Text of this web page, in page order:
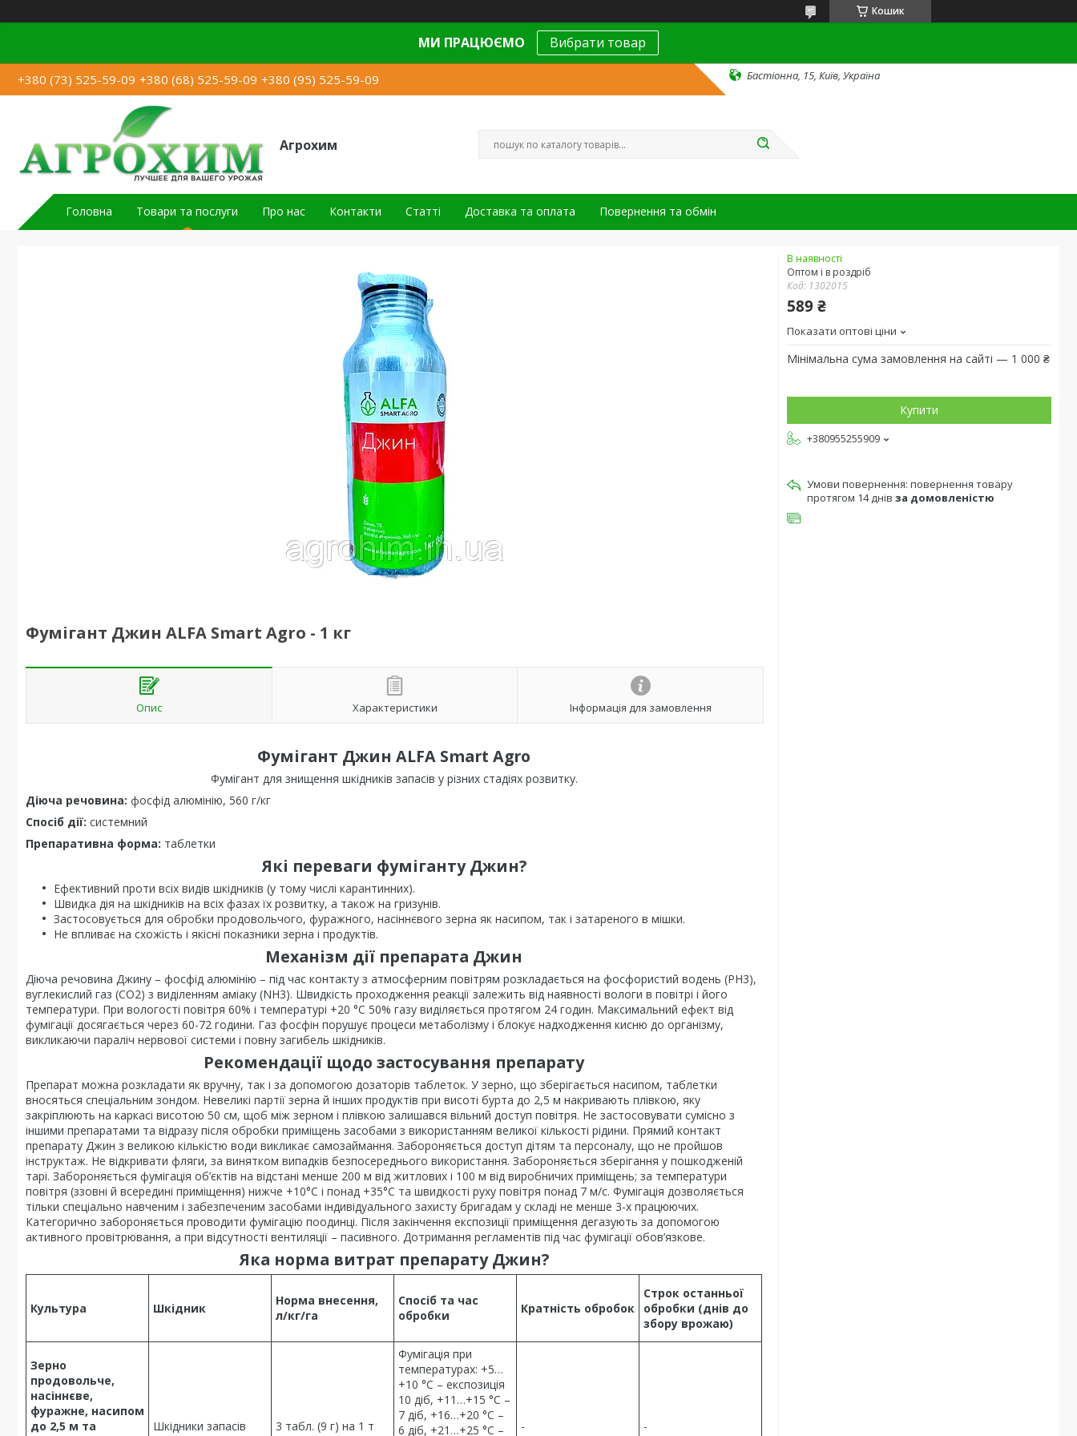
Кошик
МИ ПРАЦЮЄМО Вибрати товар
+380 (73) 525-59-09 +380 (68) 525-59-09 +380 (95) 525-59-09 Бастіонна, 15, Київ, Україна
Агрохим
Головна Товари та послуги Про нас Контакти Статті Доставка та оплата Повернення та обмін
Фумігант Джин ALFA Smart Agro - 1 кг
Опис Характеристики Інформація для замовлення
Фумігант Джин ALFA Smart Agro
Фумігант для знищення шкідників запасів у різних стадіях розвитку.
Діюча речовина: фосфід алюмінію, 560 г/кг
Спосіб дії: системний
Препаративна форма: таблетки
Які переваги фуміганту Джин?
Ефективний проти всіх видів шкідників (у тому числі карантинних).
Швидка дія на шкідників на всіх фазах їх розвитку, а також на гризунів.
Застосовується для обробки продовольчого, фуражного, насіннєвого зерна як насипом, так і затареного в мішки.
Не впливає на схожість і якісні показники зерна і продуктів.
Механізм дії препарата Джин
Діюча речовина Джину – фосфід алюмінію – під час контакту з атмосферним повітрям розкладається на фосфористий водень (РН3),
вуглекислий газ (СО2) з виділенням аміаку (NH3). Швидкість проходження реакції залежить від наявності вологи в повітрі і його
температури. При вологості повітря 60% і температурі +20 °C 50% газу виділяється протягом 24 годин. Максимальний ефект від
фумігації досягається через 60-72 години. Газ фосфін порушує процеси метаболізму і блокує надходження кисню до організму,
викликаючи параліч нервової системи і повну загибель шкідників.
Рекомендації щодо застосування препарату
Препарат можна розкладати як вручну, так і за допомогою дозаторів таблеток. У зерно, що зберігається насипом, таблетки
вносяться спеціальним зондом. Невеликі партії зерна й інших продуктів при висоті бурта до 2,5 м накривають плівкою, яку
закріплюють на каркасі висотою 50 см, щоб між зерном і плівкою залишався вільний доступ повітря. Не застосовувати сумісно з
іншими препаратами та відразу після обробки приміщень засобами з використанням великої кількості рідини. Прямий контакт
препарату Джин з великою кількістю води викликає самозаймання. Забороняється доступ дітям та персоналу, що не пройшов
інструктаж. Не відкривати фляги, за винятком випадків безпосереднього використання. Забороняється зберігання у пошкодженій
тарі. Забороняється фумігація об’єктів на відстані менше 200 м від житлових і 100 м від виробничих приміщень; за температури
повітря (ззовні й всередині приміщення) нижче +10°С і понад +35°С та швидкості руху повітря понад 7 м/с. Фумігація дозволяється
тільки спеціально навченим і забезпеченим засобами індивідуального захисту бригадам у складі не менше 3-х працюючих.
Категорично забороняється проводити фумігацію поодинці. Після закінчення експозиції приміщення дегазують за допомогою
активного провітрювання, а при відсутності вентиляції – пасивного. Дотримання регламентів під час фумігації обов’язкове.
Яка норма витрат препарату Джин?
Культура Шкідник
Норма внесення,
л/кг/га
Спосіб та час
обробки
Кратність обробок
Строк останньої
обробки (днів до
збору врожаю)
Зерно
продовольче,
насіннєве,
фуражне, насипом
до 2,5 м та
Шкідники запасів 3 табл. (9 г) на 1 т
Фумігація при
температурах: +5…
+10 °С – експозиція
10 діб, +11…+15 °С –
7 діб, +16…+20 °С –
6 діб, +21…+25 °С –
- -
В наявності
Оптом і в роздріб
Код: 1302015
589 ₴
Показати оптові ціни
Мінімальна сума замовлення на сайті — 1 000 ₴
Купити
+380955255909
повернення товару
протягом 14 днів за домовленістю